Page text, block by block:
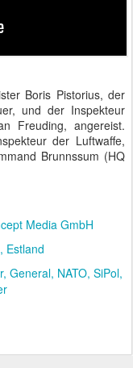
Boris Pistorius, der
und der Inspekteur
Freuding, angereist.
der Luftwaffe,
Brunnssum (HQ
Media GmbH
Estland
General NATO SiPol